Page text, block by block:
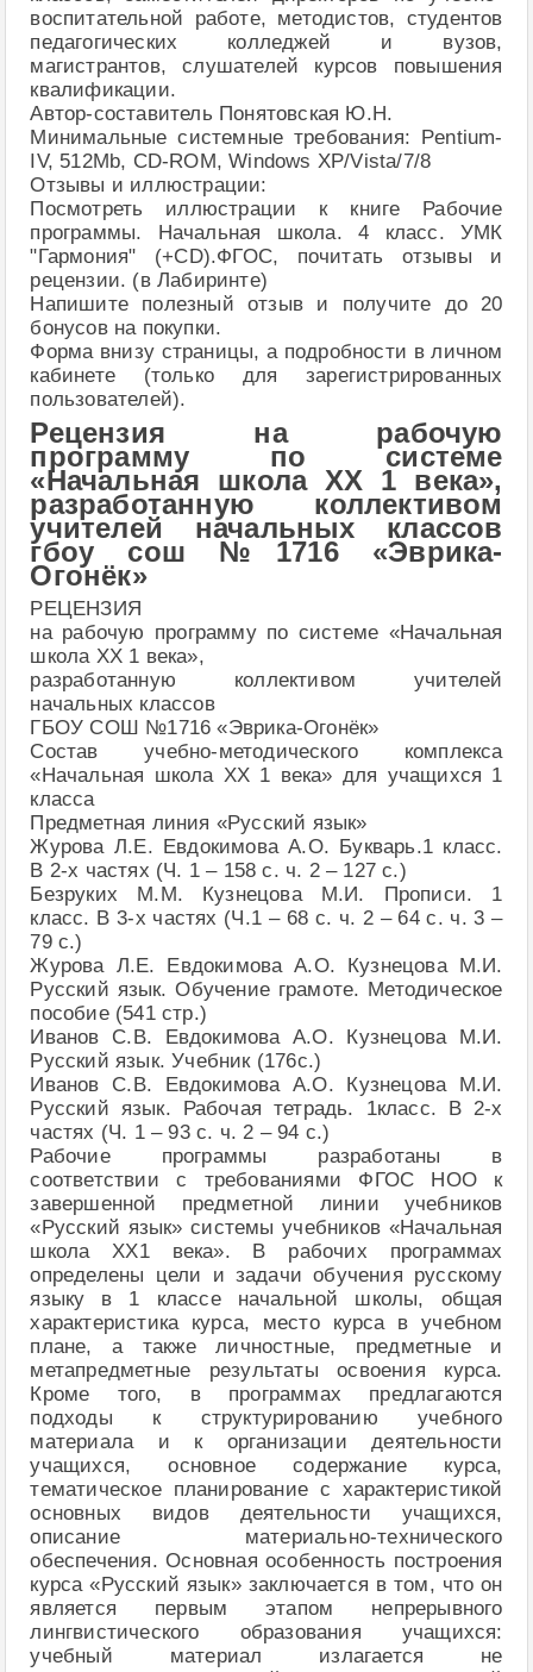
воспитательной работе, методистов, студентов
педагогических колледжей и вузов,
магистрантов, слушателей курсов повышения
квалификации.
Автор-составитель Понятовская Ю.Н.
Минимальные системные требования: Pentium-
IV, 512Mb, CD-ROM, Windows ХР/Vista/7/8
Отзывы и иллюстрации:
Посмотреть иллюстрации к книге Рабочие
программы. Начальная школа. 4 класс. УМК
"Гармония" (+CD).ФГОС, почитать отзывы и
рецензии. (в Лабиринте)
Напишите полезный отзыв и получите до 20
бонусов на покупки.
Форма внизу страницы, а подробности в личном
кабинете (только для зарегистрированных
пользователей).
Рецензия на рабочую
программу по системе
«Начальная школа XX 1 века»,
разработанную коллективом
учителей начальных классов
гбоу сош №1716 «Эврика-
Огонёк»
РЕЦЕНЗИЯ
на рабочую программу по системе «Начальная
школа XX 1 века»,
разработанную коллективом учителей
начальных классов
ГБОУ СОШ №1716 «Эврика-Огонёк»
Состав учебно-методического комплекса
«Начальная школа XX 1 века» для учащихся 1
класса
Предметная линия «Русский язык»
Журова Л.Е. Евдокимова А.О. Букварь.1 класс.
В 2-х частях (Ч. 1 – 158 с. ч. 2 – 127 с.)
Безруких М.М. Кузнецова М.И. Прописи. 1
класс. В 3-х частях (Ч.1 – 68 с. ч. 2 – 64 с. ч. 3 –
79 с.)
Журова Л.Е. Евдокимова А.О. Кузнецова М.И.
Русский язык. Обучение грамоте. Методическое
пособие (541 стр.)
Иванов С.В. Евдокимова А.О. Кузнецова М.И.
Русский язык. Учебник (176с.)
Иванов С.В. Евдокимова А.О. Кузнецова М.И.
Русский язык. Рабочая тетрадь. 1класс. В 2-х
частях (Ч. 1 – 93 с. ч. 2 – 94 с.)
Рабочие программы разработаны в
соответствии с требованиями ФГОС НОО к
завершенной предметной линии учебников
«Русский язык» системы учебников «Начальная
школа XX1 века». В рабочих программах
определены цели и задачи обучения русскому
языку в 1 классе начальной школы, общая
характеристика курса, место курса в учебном
плане, а также личностные, предметные и
метапредметные результаты освоения курса.
Кроме того, в программах предлагаются
подходы к структурированию учебного
материала и к организации деятельности
учащихся, основное содержание курса,
тематическое планирование с характеристикой
основных видов деятельности учащихся,
описание материально-технического
обеспечения. Основная особенность построения
курса «Русский язык» заключается в том, что он
является первым этапом непрерывного
лингвистического образования учащихся:
учебный материал излагается не